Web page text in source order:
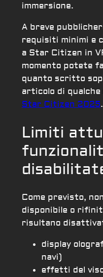
immersione.
A breve
requisiti minimi e
a Star Citizen in
momento potete
quanto scritto
articolo di qualche
Star Citizen 2025.
Limiti
Come previsto,
disponibile o
risultano
display
navi)
effetti del